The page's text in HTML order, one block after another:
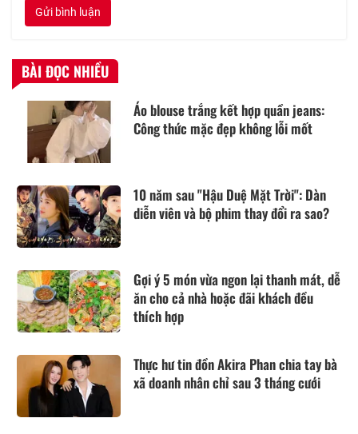
Gửi bình luận
BÀI ĐỌC NHIỀU
Áo blouse trắng kết hợp quần jeans:
Công thức mặc đẹp không lỗi mốt
10 năm sau "Hậu Duệ Mặt Trời": Dàn
diễn viên và bộ phim thay đổi ra sao?
Gợi ý 5 món vừa ngon lại thanh mát, dễ
ăn cho cả nhà hoặc đãi khách đều
thích hợp
Thực hư tin đồn Akira Phan chia tay bà
xã doanh nhân chỉ sau 3 tháng cưới